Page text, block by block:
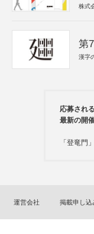
株式
第
漢字
応募され
最新の開
「登竜門
運営会社 掲載申し込